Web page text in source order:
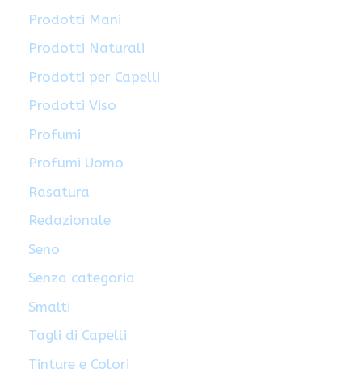
Prodotti Mani
Prodotti Naturali
Prodotti per Capelli
Prodotti Viso
Profumi
Profumi Uomo
Rasatura
Redazionale
Seno
Senza categoria
Smalti
Tagli di Capelli
Tinture e Colori